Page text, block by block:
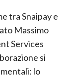
tra Snaipay e
Massimo
Services
si
lo